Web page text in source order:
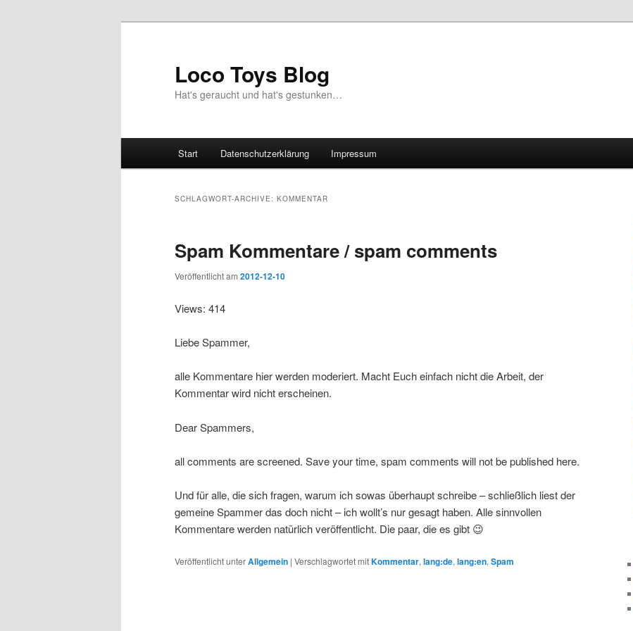
Loco Toys Blog
Hat's geraucht und hat's gestunken…
Start Datenschutzerklärung Impressum
SCHLAGWORT-ARCHIVE: KOMMENTAR
Spam Kommentare / spam comments
Veröffentlicht am 2012-12-10
Views: 414
Liebe Spammer,
alle Kommentare hier werden moderiert. Macht Euch einfach nicht die Arbeit, der
Kommentar wird nicht erscheinen.
Dear Spammers,
all comments are screened. Save your time, spam comments will not be published here.
Und für alle, die sich fragen, warum ich sowas überhaupt schreibe – schließlich liest der
gemeine Spammer das doch nicht – ich wollt’s nur gesagt haben. Alle sinnvollen
Kommentare werden natürlich veröffentlicht. Die paar, die es gibt 😉
Veröffentlicht unterAllgemein | Verschlagwortet mitKommentar, lang:de, lang:en, Spam